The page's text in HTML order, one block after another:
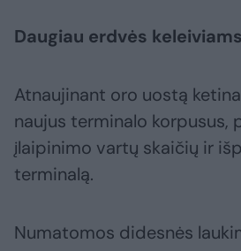
Daugiau erdvės keleiviams
Atnaujinant oro uostą
naujus terminalo korpusus,
įlaipinimo vartų skaičių ir
terminalą.
Numatomos didesnės